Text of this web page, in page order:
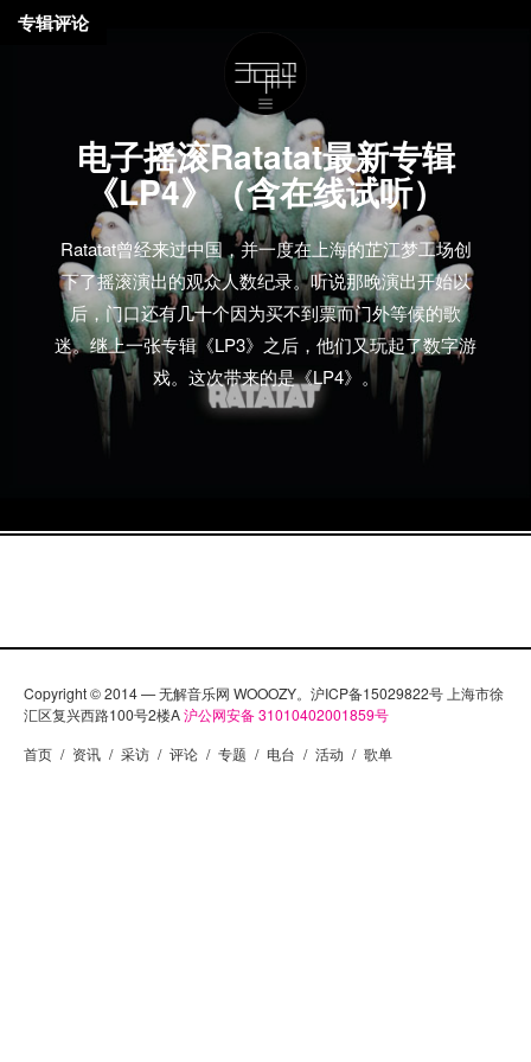
电子摇滚Ratatat最新专辑
《LP4》（含在线试听）
Ratatat曾经来过中国，并一度在上海的芷江梦工场创
下了摇滚演出的观众人数纪录。听说那晚演出开始以
后，门口还有几十个因为买不到票而门外等候的歌
迷。继上一张专辑《LP3》之后，他们又玩起了数字游
戏。这次带来的是《LP4》。
专辑评论
Copyright © 2014 — 无解音乐网 WOOOZY。沪ICP备15029822号 上海市徐
汇区复兴西路100号2楼A沪公网安备 31010402001859号
首页 / 资讯 / 采访 / 评论 / 专题 / 电台 / 活动 / 歌单